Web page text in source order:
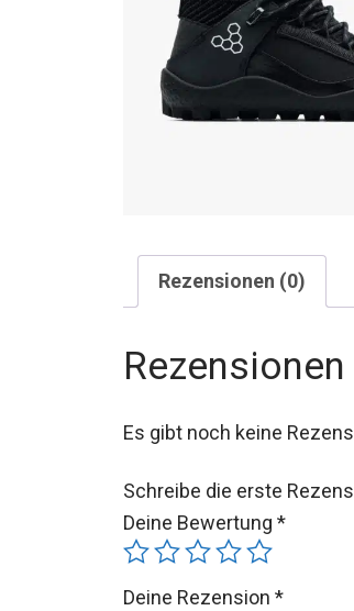
Rezensionen (0)
Rezensionen
Es gibt noch keine
Schreibe die erste
Deine Bewertung *
Deine Rezension *